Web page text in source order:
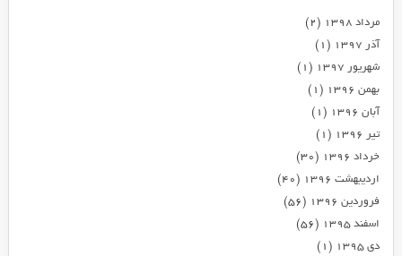
مرداد ۱۳۹۸
(۲)
آذر ۱۳۹۷
(۱)
شهریور ۱۳۹۷
(۱)
بهمن ۱۳۹۶
(۱)
آبان ۱۳۹۶
(۱)
تیر ۱۳۹۶
(۱)
خرداد ۱۳۹۶
(۳۰)
اردیبهشت ۱۳۹۶
(۴۰)
فروردین ۱۳۹۶
(۵۶)
اسفند ۱۳۹۵
(۵۶)
دی ۱۳۹۵
(۱)